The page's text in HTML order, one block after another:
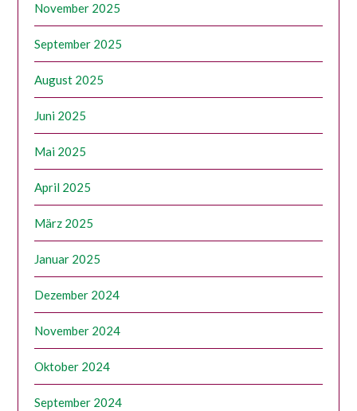
November 2025
September 2025
August 2025
Juni 2025
Mai 2025
April 2025
März 2025
Januar 2025
Dezember 2024
November 2024
Oktober 2024
September 2024